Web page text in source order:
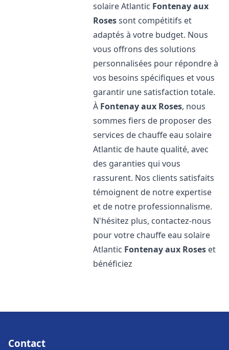
solaire Atlantic Fontenay aux
Rosessont compétitifs et
adaptés à votre budget. Nous
vous offrons des solutions
personnalisées pour répondre à
vos besoins spécifiques et vous
garantir une satisfaction totale.
À Fontenay aux Roses, nous
sommes fiers de proposer des
services de chauffe eau solaire
Atlantic de haute qualité, avec
des garanties qui vous
rassurent. Nos clients satisfaits
témoignent de notre expertise
et de notre professionnalisme.
N'hésitez plus, contactez-nous
pour votre chauffe eau solaire
Atlantic Fontenay aux Roses et
bénéficiez
Contact